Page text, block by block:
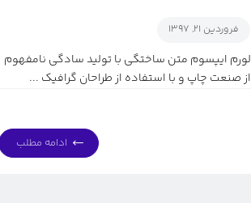
فروردین ۲۱, ۱۳۹۷
لورم ایپسوم متن ساختگی با تولید سادگی نامفهوم
از صنعت چاپ و با استفاده از طراحان گرافیک ...
ادامه مطلب